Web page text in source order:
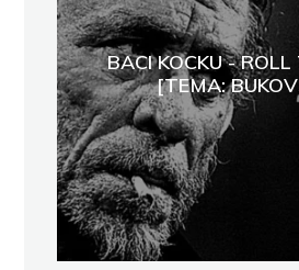
BACI KOCKU - ROLL
[TEMA: